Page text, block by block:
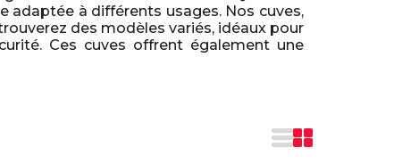
adaptée à différents usages. Nos cuves,
des modèles variés, idéaux pour
Ces cuves offrent également une